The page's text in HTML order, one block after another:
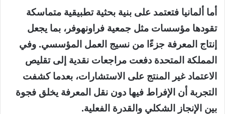
أما ألمانيا فتعتمد على بنية بحثية تطبيقية متماسكة
تقودها مؤسسات مثل جمعية فراونهوفر، بما يجعل
إنتاج المعرفة جزءًا من نسيج العمل المؤسسي. وفي
المملكة المتحدة دفعت مراجعات نقدية إلى تقليص
الاعتماد غير المنتج على الاستشارات، بعدما كشفت
التجربة أن الإفراط فيها دون نقل المعرفة يخلق فجوة
بين الإنجاز الشكلي والقدرة الفعلية.